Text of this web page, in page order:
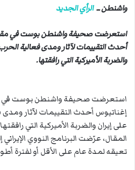
و
ي
ا
واشنطن ــالرأي الجديد
استعرضت صحيفة واشنطن بوست في
أحدث التقييمات لآثار ومدى فعالية الحرب
والضربة الأميركية التي رافقتها.
استعرضت صحيفة واشنطن بوست في
إغناتيوس أحدث التقييمات لآثار ومدى
على إيران والضربة الأميركية التي
المقال، عرّضت البرنامج النووي الإيراني
تعيقه لمدة عام على الأقل أو لفترة